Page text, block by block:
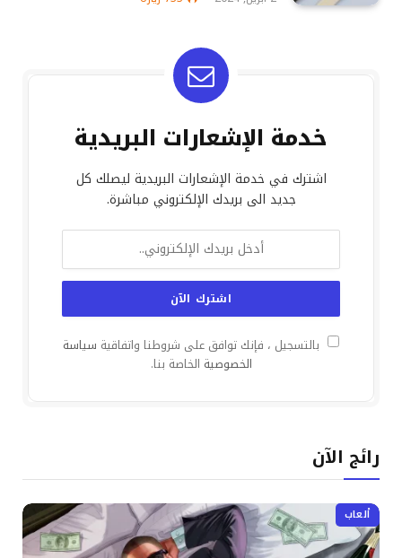
خدمة الإشعارات البريدية
اشترك في خدمة الإشعارات البريدية ليصلك كل
جديد الى بريدك الإلكتروني مباشرة.
بالتسجيل ، فإنك توافق على شروطنا واتفاقية سياسة
الخصوصية الخاصة بنا.
رائج الآن
ألعاب